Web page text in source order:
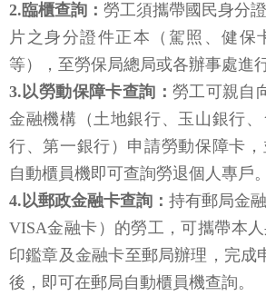
2.臨櫃查詢： 勞工須攜帶國民身分
片之身分證件正本（駕照、健保
等），至勞保局總局或各辦事處進
3.以勞動保障卡查詢： 勞工可親自
金融機構（土地銀行、玉山銀行
行、第一銀行）申請勞動保障卡
自動櫃員機即可查詢勞退個人專戶。
4.以郵政金融卡查詢： 持有郵局金
VISA金融卡）的勞工，可攜帶本
印鑑章及金融卡至郵局辦理，完成
後，即可在郵局自動櫃員機查詢。